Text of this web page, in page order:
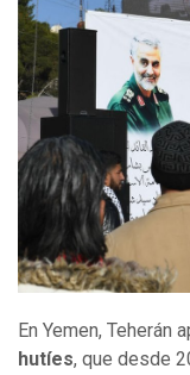
En Yemen, Teherán
hutíes, que desde